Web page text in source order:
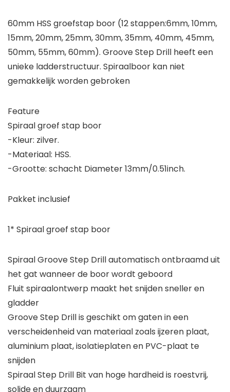
60mm HSS groefstap boor (12 stappen:6mm, 10mm,
15mm, 20mm, 25mm, 30mm, 35mm, 40mm, 45mm,
50mm, 55mm, 60mm). Groove Step Drill heeft een
unieke ladderstructuur. Spiraalboor kan niet
gemakkelijk worden gebroken
Feature
Spiraal groef stap boor
-Kleur: zilver.
-Materiaal: HSS.
-Grootte: schacht Diameter 13mm/0.51inch.
Pakket inclusief
1* Spiraal groef stap boor
Spiraal Groove Step Drill automatisch ontbraamd uit
het gat wanneer de boor wordt geboord
Fluit spiraalontwerp maakt het snijden sneller en
gladder
Groove Step Drill is geschikt om gaten in een
verscheidenheid van materiaal zoals ijzeren plaat,
aluminium plaat, isolatieplaten en PVC-plaat te
snijden
Spiraal Step Drill Bit van hoge hardheid is roestvrij,
solide en duurzaam